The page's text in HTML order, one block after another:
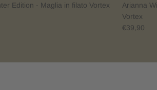
Edition - Maglia in filato Vortex
Arianna
Vortex
€39,90